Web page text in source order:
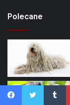
Polecane